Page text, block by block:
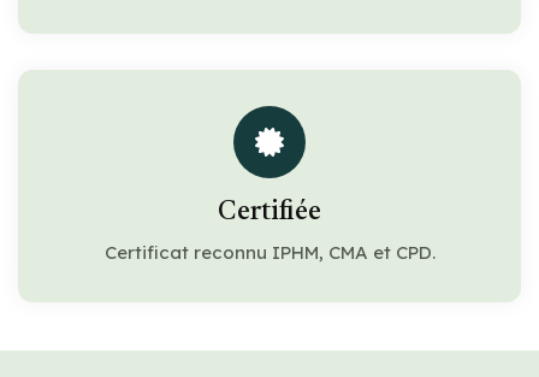
Certifiée
Certificat reconnu IPHM, CMA et CPD.